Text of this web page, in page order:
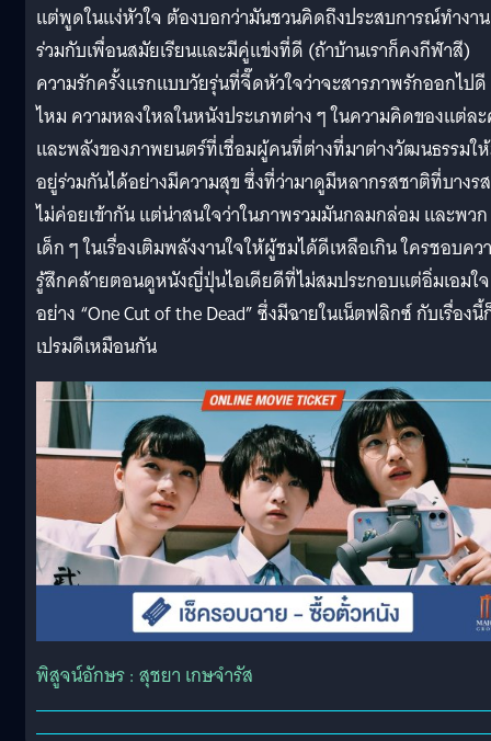
แต่พูดในแง่หัวใจ ต้องบอกว่ามันชวนคิดถึงประสบการณ์ทำงาน
ร่วมกับเพื่อนสมัยเรียนและมีคู่แข่งที่ดี (ถ้าบ้านเราก็คงกีฬาสี)
ความรักครั้งแรกแบบวัยรุ่นที่จี๊ดหัวใจว่าจะสารภาพรักออกไปดี
ไหม ความหลงใหลในหนังประเภทต่าง ๆ ในความคิดของแต่ล
และพลังของภาพยนตร์ที่เชื่อมผู้คนที่ต่างที่มาต่างวัฒนธรรมใ
อยู่ร่วมกันได้อย่างมีความสุข ซึ่งที่ว่ามาดูมีหลากรสชาติที่บางร
ไม่ค่อยเข้ากัน แต่น่าสนใจว่าในภาพรวมมันกลมกล่อม และพวก
เด็ก ๆ ในเรื่องเติมพลังงานใจให้ผู้ชมได้ดีเหลือเกิน ใครชอบคว
รู้สึกคล้ายตอนดูหนังญี่ปุ่นไอเดียดีที่ไม่สมประกอบแต่อิ่มเอมใจ
อย่าง “One Cut of the Dead” ซึ่งมีฉายในเน็ตฟลิกซ์ กับเรื่องนี้
เปรมดีเหมือนกัน
พิสูจน์อักษร : สุชยา เกษจำรัส